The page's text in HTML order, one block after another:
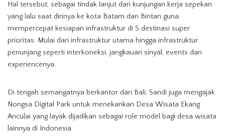
Hal tersebut, sebagai tindak lanjut dari kunjungan kerja sepekan
yang lalu saat dirinya ke kota Batam dan Bintan guna
mempercepat kesiapan infrastruktur di 5 destinasi super
prioritas. Mulai dari infrastruktur utama hingga infrastruktur
penunjang seperti interkoneksi, jangkauan sinyal, events dan
experiencenya.
Di tengah semangatnya berkantor dari Bali, Sandi juga mengajak
Nongsa Digital Park untuk menekankan Desa Wisata Ekang
Anculai yang layak dijadikan sebagai role model bagi desa wisata
lainnya di Indonesia.